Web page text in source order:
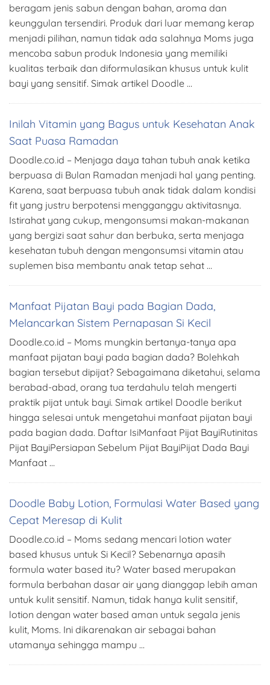
beragam jenis sabun dengan bahan, aroma dan
keunggulan tersendiri. Produk dari luar memang kerap
menjadi pilihan, namun tidak ada salahnya Moms juga
mencoba sabun produk Indonesia yang memiliki
kualitas terbaik dan diformulasikan khusus untuk kulit
bayi yang sensitif. Simak artikel Doodle …
Inilah Vitamin yang Bagus untuk Kesehatan Anak
Saat Puasa Ramadan
Doodle.co.id – Menjaga daya tahan tubuh anak ketika
berpuasa di Bulan Ramadan menjadi hal yang penting.
Karena, saat berpuasa tubuh anak tidak dalam kondisi
fit yang justru berpotensi mengganggu aktivitasnya.
Istirahat yang cukup, mengonsumsi makan-makanan
yang bergizi saat sahur dan berbuka, serta menjaga
kesehatan tubuh dengan mengonsumsi vitamin atau
suplemen bisa membantu anak tetap sehat …
Manfaat Pijatan Bayi pada Bagian Dada,
Melancarkan Sistem Pernapasan Si Kecil
Doodle.co.id – Moms mungkin bertanya-tanya apa
manfaat pijatan bayi pada bagian dada? Bolehkah
bagian tersebut dipijat? Sebagaimana diketahui, selama
berabad-abad, orang tua terdahulu telah mengerti
praktik pijat untuk bayi. Simak artikel Doodle berikut
hingga selesai untuk mengetahui manfaat pijatan bayi
pada bagian dada. Daftar IsiManfaat Pijat BayiRutinitas
Pijat BayiPersiapan Sebelum Pijat BayiPijat Dada Bayi
Manfaat …
Doodle Baby Lotion, Formulasi Water Based yang
Cepat Meresap di Kulit
Doodle.co.id – Moms sedang mencari lotion water
based khusus untuk Si Kecil? Sebenarnya apasih
formula water based itu? Water based merupakan
formula berbahan dasar air yang dianggap lebih aman
untuk kulit sensitif. Namun, tidak hanya kulit sensitif,
lotion dengan water based aman untuk segala jenis
kulit, Moms. Ini dikarenakan air sebagai bahan
utamanya sehingga mampu …